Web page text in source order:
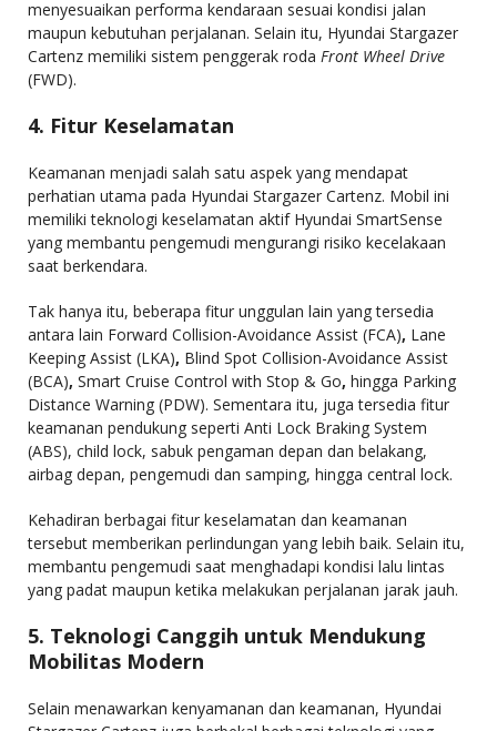
menyesuaikan performa kendaraan sesuai kondisi jalan
maupun kebutuhan perjalanan. Selain itu, Hyundai Stargazer
Cartenz memiliki sistem penggerak roda Front Wheel Drive
(FWD).
4. Fitur Keselamatan
Keamanan menjadi salah satu aspek yang mendapat
perhatian utama pada Hyundai Stargazer Cartenz. Mobil ini
memiliki teknologi keselamatan aktif Hyundai SmartSense
yang membantu pengemudi mengurangi risiko kecelakaan
saat berkendara.
Tak hanya itu, beberapa fitur unggulan lain yang tersedia
antara lain Forward Collision-Avoidance Assist (FCA), Lane
Keeping Assist (LKA), Blind Spot Collision-Avoidance Assist
(BCA), Smart Cruise Control with Stop & Go, hingga Parking
Distance Warning (PDW). Sementara itu, juga tersedia fitur
keamanan pendukung seperti Anti Lock Braking System
(ABS), child lock, sabuk pengaman depan dan belakang,
airbag depan, pengemudi dan samping, hingga central lock.
Kehadiran berbagai fitur keselamatan dan keamanan
tersebut memberikan perlindungan yang lebih baik. Selain itu,
membantu pengemudi saat menghadapi kondisi lalu lintas
yang padat maupun ketika melakukan perjalanan jarak jauh.
5. Teknologi Canggih untuk Mendukung
Mobilitas Modern
Selain menawarkan kenyamanan dan keamanan, Hyundai